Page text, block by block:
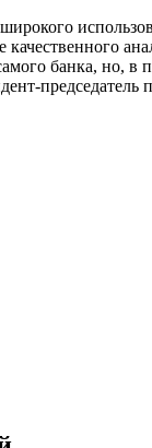
банка, но,
председатель